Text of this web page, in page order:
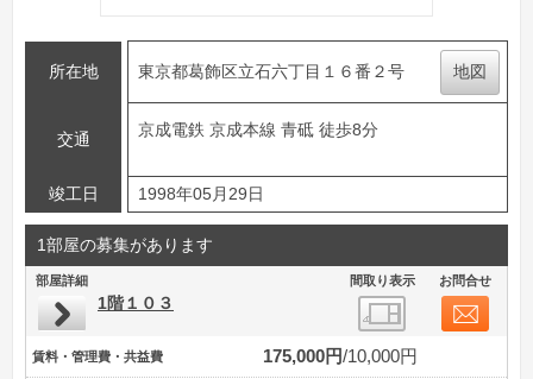
所在地 東京都葛飾区立石六丁目１６番２号 地図
交通
京成電鉄 京成本線 青砥 徒歩8分
竣工日 1998年05月29日
1部屋の募集があります
部屋詳細 間取り表示 お問合せ
1階１０３
賃料・管理費・共益費 175,000円 10,000円